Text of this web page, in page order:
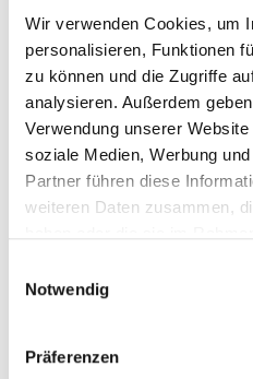
Wir verwenden Cookies, um
personalisieren, Funktionen
zu können und die Zugriffe
analysieren. Außerdem
Verwendung unserer
soziale Medien, Werbung
Partner führen diese
weiteren Daten zusammen,
Notwendig
Präferenzen
dem Zeitpunkt der
Rechtsverletzung
entsprechenden
diese Inhalte umgehend
HAFTUNG FÜR LINKS
Unser Angebot enthält
Websites Dritter, auf
Einfluss haben. Deshalb
fremden Inhalte auch
Für die Inhalte der
verantwortlich. Die